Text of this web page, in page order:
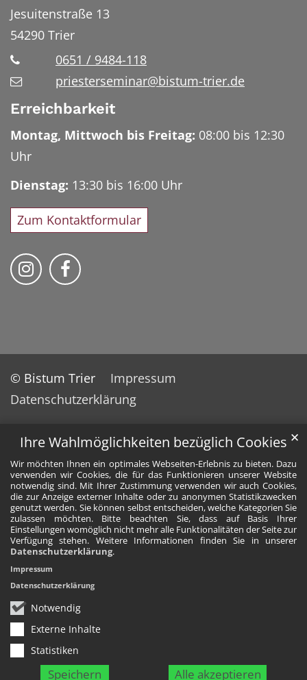
Ihre Wahlmöglichkeiten bezüglich Cookies
Wir möchten Ihnen ein optimales Webseiten-Erlebnis zu bieten. Dazu
verwenden wir Cookies, die für das Funktionieren unserer Website
notwendig sind. Mit Ihrer Zustimmung verwenden wir auch Cookies,
die zur Anzeige externer Inhalte oder zu anonymen Statistikzwecken
genutzt werden. Sie können selbst entscheiden, welche Kategorien Sie
zulassen möchten. Bitte beachten Sie, dass auf Basis Ihrer
Einstellungen womöglich nicht mehr alle Funktionalitäten der Seite zur
Verfügung stehen. Weitere Informationen finden Sie in unserer
Datenschutzerklärung.
Notwendig
Externe Inhalte
Statistiken
Speichern Alle akzeptieren
✕
Impressum
Datenschutzerklärung
Jesuitenstraße 13
54290 Trier
0651 / 9484-118
priesterseminar@bistum-trier.de
Erreichbarkeit
Montag, Mittwoch bis Freitag: 08:00 bis 12:30
Uhr
Dienstag: 13:30 bis 16:00 Uhr
Zum Kontaktformular
Bischöfliches Priesterseminar auf
Bischöfliches Priesterseminar auf
© Bistum Trier
Impressum
Datenschutzerklärung